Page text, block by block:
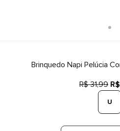
Brinquedo Napi Pelúcia
R$ 31,99
U